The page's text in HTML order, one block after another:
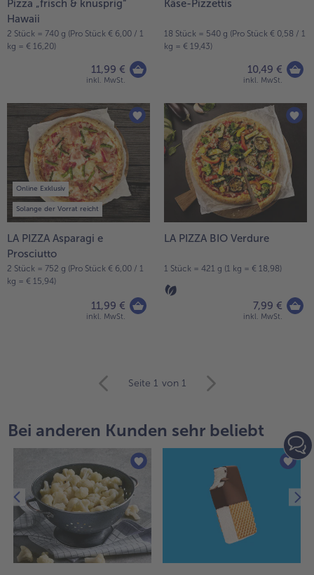
Pizza „frisch & knusprig“
Hawaii
2 Stück = 740 g (Pro Stück € 6,00 / 1
kg = € 16,20)
11,99 €
inkl. MwSt.
Käse-Pizzettis
18 Stück = 540 g (Pro Stück € 0,58 / 1
kg = € 19,43)
10,49 €
inkl. MwSt.
Online Exklusiv
Solange der Vorrat reicht
LA PIZZA Asparagi e
Prosciutto
2 Stück = 752 g (Pro Stück € 6,00 / 1
kg = € 15,94)
11,99 €
inkl. MwSt.
LA PIZZA BIO Verdure
1 Stück = 421 g (1 kg = € 18,98)
7,99 €
inkl. MwSt.
Übersicht.
Es
22
Artikel
in
der
Liste.
Seite 1 von 1
Bei anderen Kunden sehr beliebt